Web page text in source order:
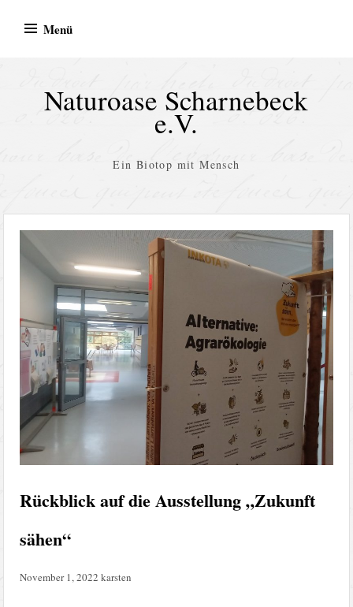
Inhalt
Menü
Naturoase Scharnebeck
e.V.
Ein Biotop mit Mensch
Rückblick auf die Ausstellung „Zukunft
sähen“
November 1, 2022 karsten